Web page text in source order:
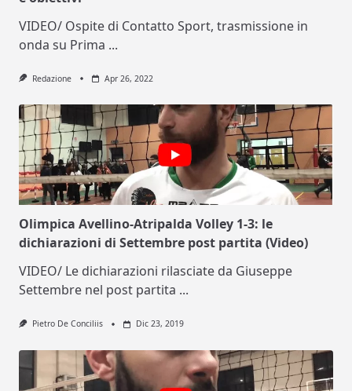
VIDEO/ Ospite di Contatto Sport, trasmissione in
onda su Prima ...
Redazione Apr 26, 2022
Olimpica Avellino-Atripalda Volley 1-3: le
dichiarazioni di Settembre post partita (Video)
VIDEO/ Le dichiarazioni rilasciate da Giuseppe
Settembre nel post partita ...
Pietro De Conciliis Dic 23, 2019